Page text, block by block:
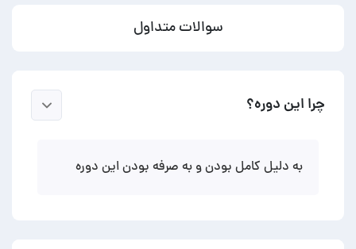
سوالات متداول
چرا این دوره؟
به دلیل کامل بودن و به صرفه بودن این دوره